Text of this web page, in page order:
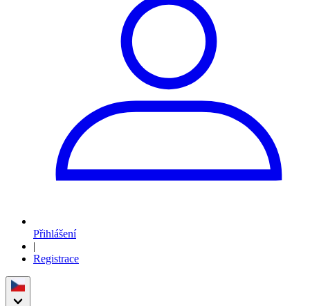
Přihlášení
|
Registrace